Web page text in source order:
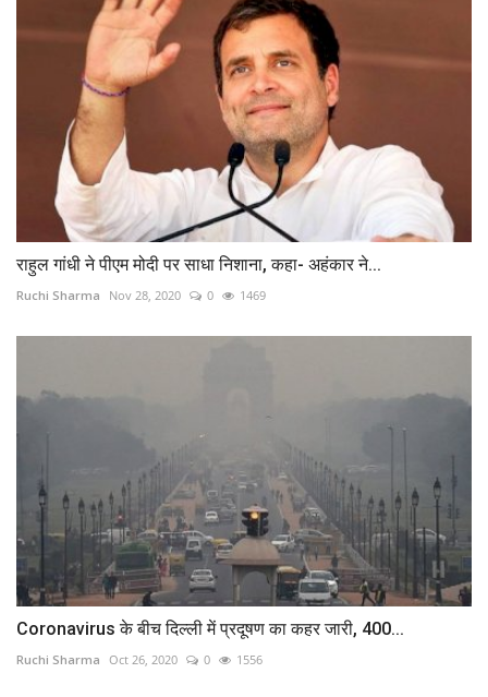
राहुल गांधी ने पीएम मोदी पर साधा निशाना, कहा- अहंकार ने...
Ruchi Sharma Nov 28, 2020 0 1469
Coronavirus के बीच दिल्ली में प्रदूषण का कहर जारी, 400...
Ruchi Sharma Oct 26, 2020 0 1556